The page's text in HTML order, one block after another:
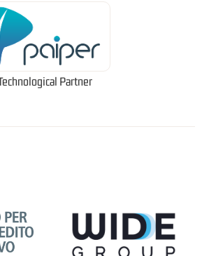
Partner